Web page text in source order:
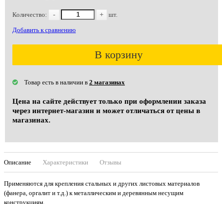
Количество: - + шт.
Добавить к сравнению
В корзину
Товар есть в наличии в 2 магазинах
Цена на сайте действует только при оформлении заказа
через интернет-магазин и может отличаться от цены в
магазинах.
Описание Характеристики Отзывы
Применяются для крепления стальных и других листовых материалов
(фанера, оргалит и т.д.) к металлическим и деревянным несущим
конструкциям.